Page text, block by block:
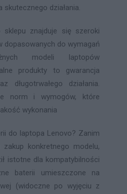
skutecznego działania.
znajduje się szeroki
dopasowanych do wymagań
modeli laptopów
produkty to gwarancja
długotrwałego działania.
norm i wymogów, które
wykonania
do laptopa Lenovo? Zanim
konkretnego modelu,
istotne dla kompatybilności
baterii umieszczone na
(widoczne po wyjęciu z